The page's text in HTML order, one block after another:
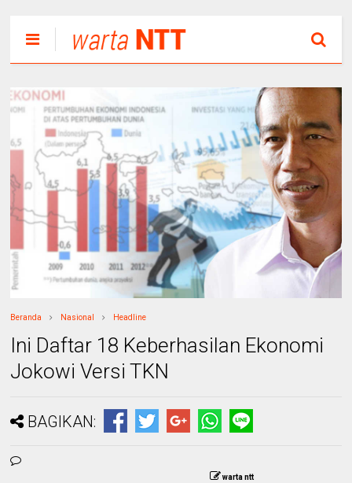
Beranda Nasional Headline
Ini Daftar 18 Keberhasilan Ekonomi
Jokowi Versi TKN
BAGIKAN:
warta ntt